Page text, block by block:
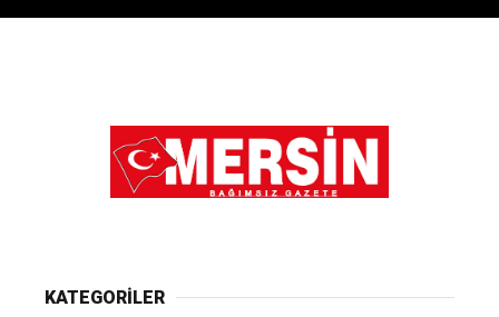
KATEGORİLER